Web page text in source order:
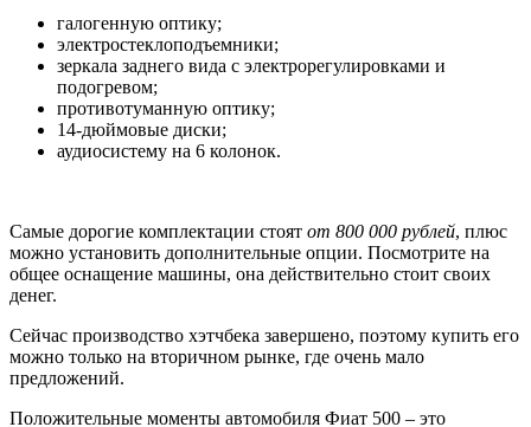
галогенную оптику;
электростеклоподъемники;
зеркала заднего вида с электрорегулировками и
подогревом;
противотуманную оптику;
14-дюймовые диски;
аудиосистему на 6 колонок.
Самые дорогие комплектации стоят от 800 000 рублей, плюс
можно установить дополнительные опции. Посмотрите на
общее оснащение машины, она действительно стоит своих
денег.
Сейчас производство хэтчбека завершено, поэтому купить его
можно только на вторичном рынке, где очень мало
предложений.
Положительные моменты автомобиля Фиат 500 – это